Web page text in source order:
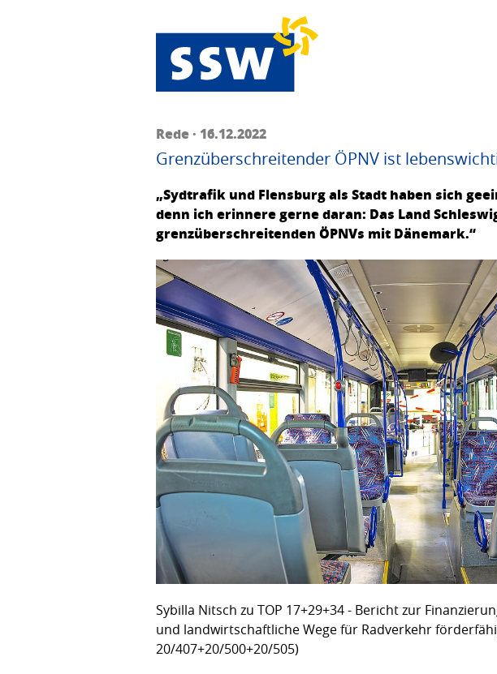
Rede · 16.12.2022
Grenzüberschreitender ÖPNV ist
„Sydtrafik und Flensburg als Stadt haben sich
denn ich erinnere gerne daran: Das Land
grenzüberschreitenden ÖPNVs mit Dänemark.“
Sybilla Nitsch zu TOP 17+29+34 - Bericht zur
und landwirtschaftliche Wege für Radverkehr
20/407+20/500+20/505)